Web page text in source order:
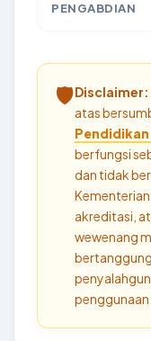
PENGABDIAN
🛡️Disclaimer:
atas
berfungsi
dan tidak
akreditasi,
wewenang
penggunaan